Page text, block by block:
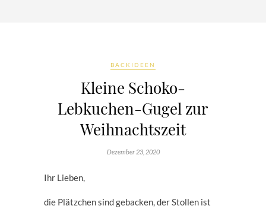
BACKIDEEN
Kleine Schoko-
Lebkuchen-Gugel zur
Weihnachtszeit
Dezember 23, 2020
Ihr Lieben,
die Plätzchen sind gebacken, der Stollen ist